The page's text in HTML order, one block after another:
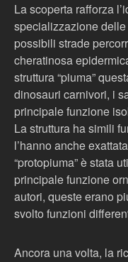
La scoperta rafforza
specializzazione
possibili strade
cheratinosa
struttura “piuma”
dinosauri carnivori, i
principale funzione
La struttura ha simili
l’hanno anche
“protopiuma” è stata
principale funzione
autori, queste erano
svolto funzioni
Ancora una volta, la